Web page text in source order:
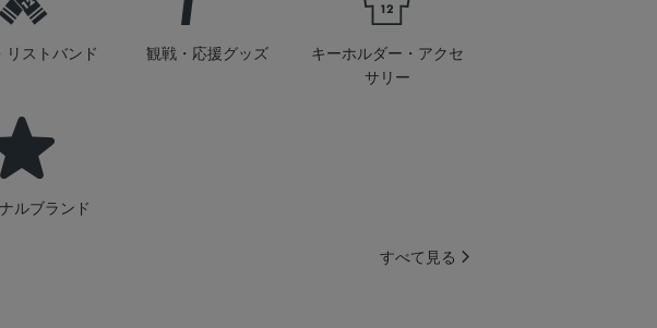
リストバンド 観戦・応援グッズ
キーホルダー・アクセ
サリー
ルブランド
すべて見る